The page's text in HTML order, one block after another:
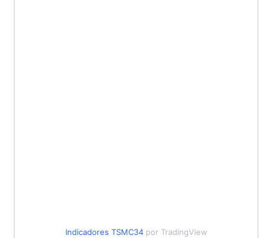
Indicadores TSMC34 por TradingView